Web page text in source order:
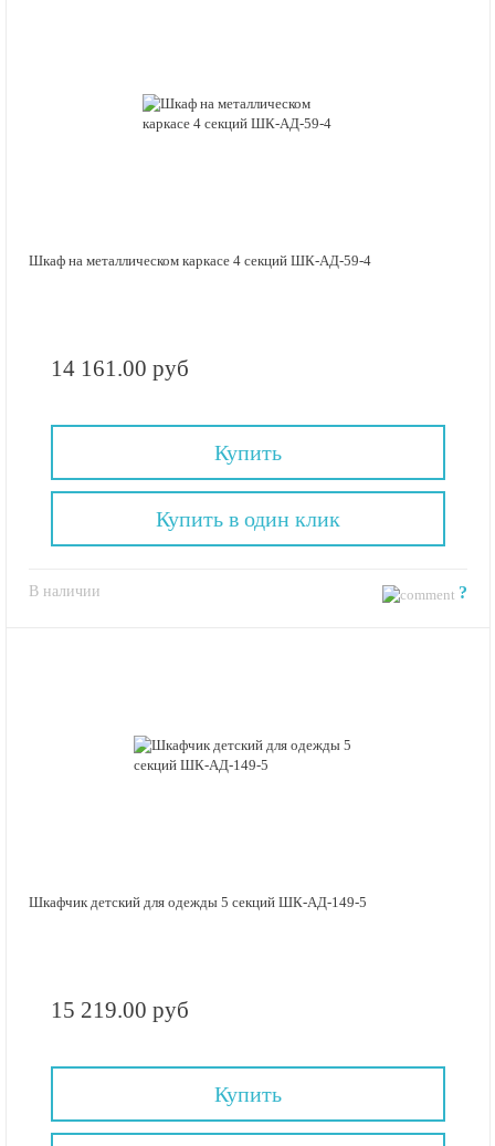
Шкаф на металлическом каркасе 4 секций ШК-АД-59-4
14 161.00 руб
Купить
В наличии ?
Купить в один клик
Шкафчик детский для одежды 5 секций ШК-АД-149-5
15 219.00 руб
Купить